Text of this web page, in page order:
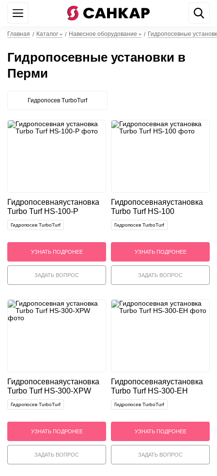
Главная / Каталог / Навесное оборудование / Гидропосевные
Гидропосевные установки в
Перми
Гидропосев TurboTurf
Гидропосевнаяустановка
Turbo Turf HS-100-P
Гидропосев TurboTurf
УЗНАТЬ ПОДРОНЕЕ
ЗАДАТЬ ВОПРОС
Гидропосевнаяустановка
Turbo Turf HS-100
Гидропосев TurboTurf
УЗНАТЬ ПОДРОНЕЕ
ЗАДАТЬ ВОПРОС
Гидропосевнаяустановка
Turbo Turf HS-300-XPW
Гидропосев TurboTurf
УЗНАТЬ ПОДРОНЕЕ
ЗАДАТЬ ВОПРОС
Гидропосевнаяустановка
Turbo Turf HS-300-EH
Гидропосев TurboTurf
УЗНАТЬ ПОДРОНЕЕ
ЗАДАТЬ ВОПРОС
WhatsApp +7 499 842 22 44